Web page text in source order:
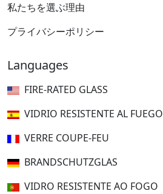
私たちを選ぶ理由
プライバシーポリシー
Languages
FIRE-RATED GLASS
VIDRIO RESISTENTE AL FUEGO
VERRE COUPE-FEU
BRANDSCHUTZGLAS
VIDRO RESISTENTE AO FOGO